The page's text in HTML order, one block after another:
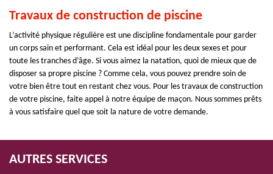
Travaux de construction de piscine
L’activité physique régulière est une discipline fondamentale pour garder
un corps sain et performant. Cela est idéal pour les deux sexes et pour
toute les tranches d’âge. Si vous aimez la natation, quoi de mieux que de
disposer sa propre piscine ? Comme cela, vous pouvez prendre soin de
votre bien être tout en restant chez vous. Pour les travaux de construction
de votre piscine, faite appel à notre équipe de maçon. Nous sommes prêts
à vous satisfaire quel que soit la nature de votre demande.
AUTRES SERVICES